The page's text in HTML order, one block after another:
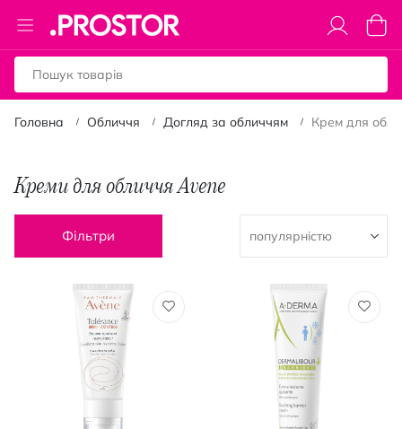
Toggle
Nav
Кошик
Головна Обличчя Догляд за обличчям Крем для
Креми для обличчя Avene
Фільтри